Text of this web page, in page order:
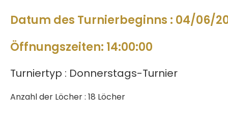
Datum des Turnierbeginns : 04/06/
Öffnungszeiten: 14:00:00
Turniertyp : Donnerstags-Turnier
Anzahl der Löcher : 18 Löcher